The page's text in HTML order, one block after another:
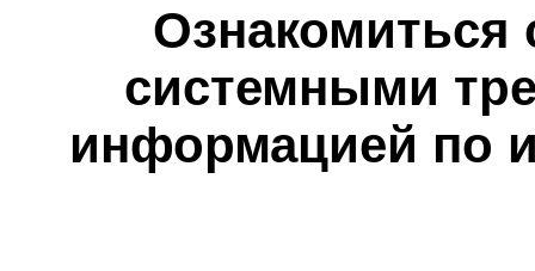
Ознакомиться
системными
информацией по